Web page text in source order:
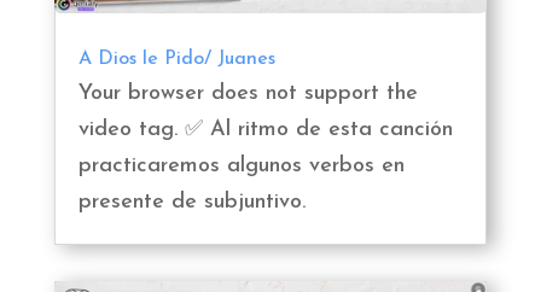
A Dios le Pido/ Juanes
Your browser does not support the
video tag. ✅ Al ritmo de esta canción
practicaremos algunos verbos en
presente de subjuntivo.